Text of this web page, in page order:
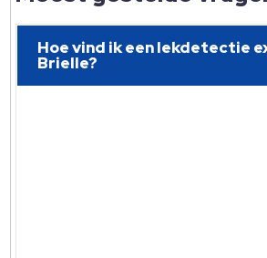
Hoe vind ik een lekdetectie
Brielle?